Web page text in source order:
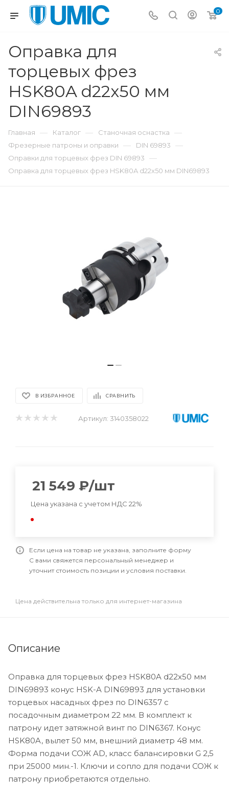
0
Оправка для
торцевых фрез
HSK80A d22x50 мм
DIN69893
Главная — Каталог — Станочная оснастка —
Фрезерные патроны и оправки — DIN 69893 —
Оправки для торцевых фрез DIN 69893 —
Оправка для торцевых фрез HSK80A d22x50 мм DIN69893
В ИЗБРАННОЕ СРАВНИТЬ
Артикул: 3140358022
21 549 ₽/шт
Цена указана с учетом НДС 22%
Если цена на товар не указана, заполните форму
С вами свяжется персональный менеджер и
уточнит стоимость позиции и условия поставки.
Цена действительна только для интернет-магазина
Описание
Оправка для торцевых фрез HSK80A d22x50 мм
DIN69893 конус HSK-A DIN69893 для установки
торцевых насадных фрез по DIN6357 с
посадочным диаметром 22 мм. В комплект к
патрону идет затяжной винт по DIN6367. Конус
HSK80A, вылет 50 мм, внешний диаметр 48 мм.
Форма подачи СОЖ AD, класс балансировки G 2,5
при 25000 мин.-1. Ключи и сопло для подачи СОЖ к
патрону приобретаются отдельно.